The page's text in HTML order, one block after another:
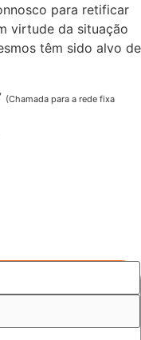
para retificar
virtude da situação
têm sido alvo de
(Chamada para a rede fixa